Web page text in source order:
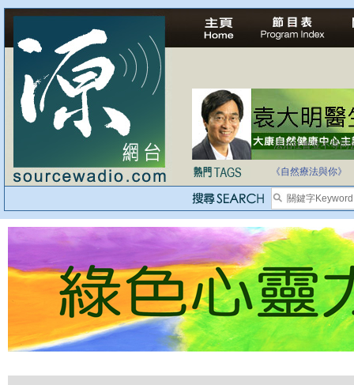
法治社會並不等同
《自然療法與你》